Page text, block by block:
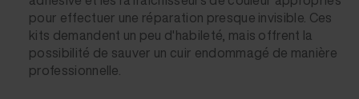
pour effectuer une réparation presque invisible. Ces
kits demandent un peu d'habileté, mais offrent la
possibilité de sauver un cuir endommagé de manière
professionnelle.